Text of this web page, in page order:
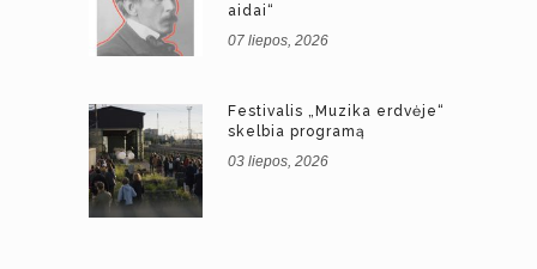
aidai“
07 liepos, 2026
Festivalis „Muzika erdvėje“
skelbia programą
03 liepos, 2026